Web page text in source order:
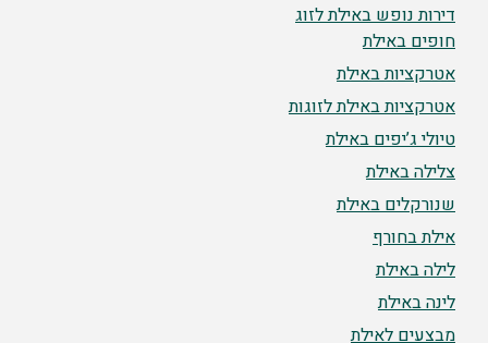
דירות נופש באילת לזוג
חופים באילת
אטרקציות באילת
אטרקציות באילת לזוגות
טיולי ג’יפים באילת
צלילה באילת
שנורקלים באילת
אילת בחורף
לילה באילת
לינה באילת
מבצעים לאילת